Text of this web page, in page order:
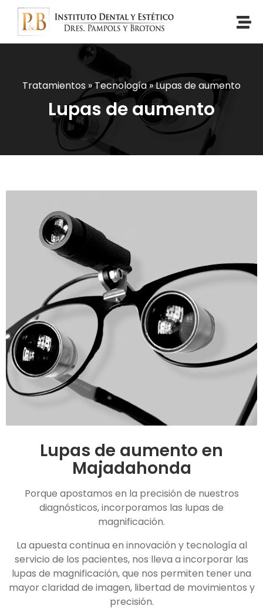
Tratamientos»Tecnología»Lupas de aumento
Lupas de aumento
Lupas de aumento en
Majadahonda
Porque apostamos en la precisión de nuestros
diagnósticos, incorporamos las lupas de
magnificación.
La apuesta continua en innovación y tecnología al
servicio de los pacientes, nos lleva a incorporar las
lupas de magnificación, que nos permiten tener una
mayor claridad de imagen, libertad de movimientos y
precisión.